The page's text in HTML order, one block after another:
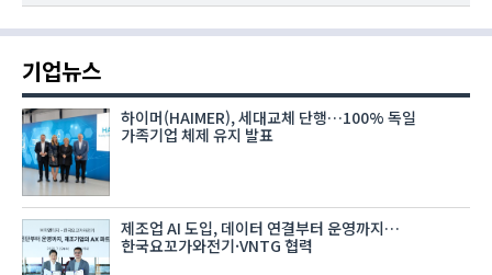
기업뉴스
하이머(HAIMER), 세대교체 단행…100% 독일
가족기업 체제 유지 발표
제조업 AI 도입, 데이터 연결부터 운영까지…
한국요꼬가와전기·VNTG 협력